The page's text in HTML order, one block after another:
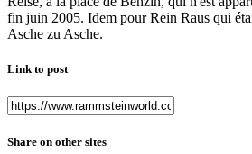
fin juin 2005. Idem pour Rein Raus qui
Asche zu Asche.
Link to post
Share on other sites